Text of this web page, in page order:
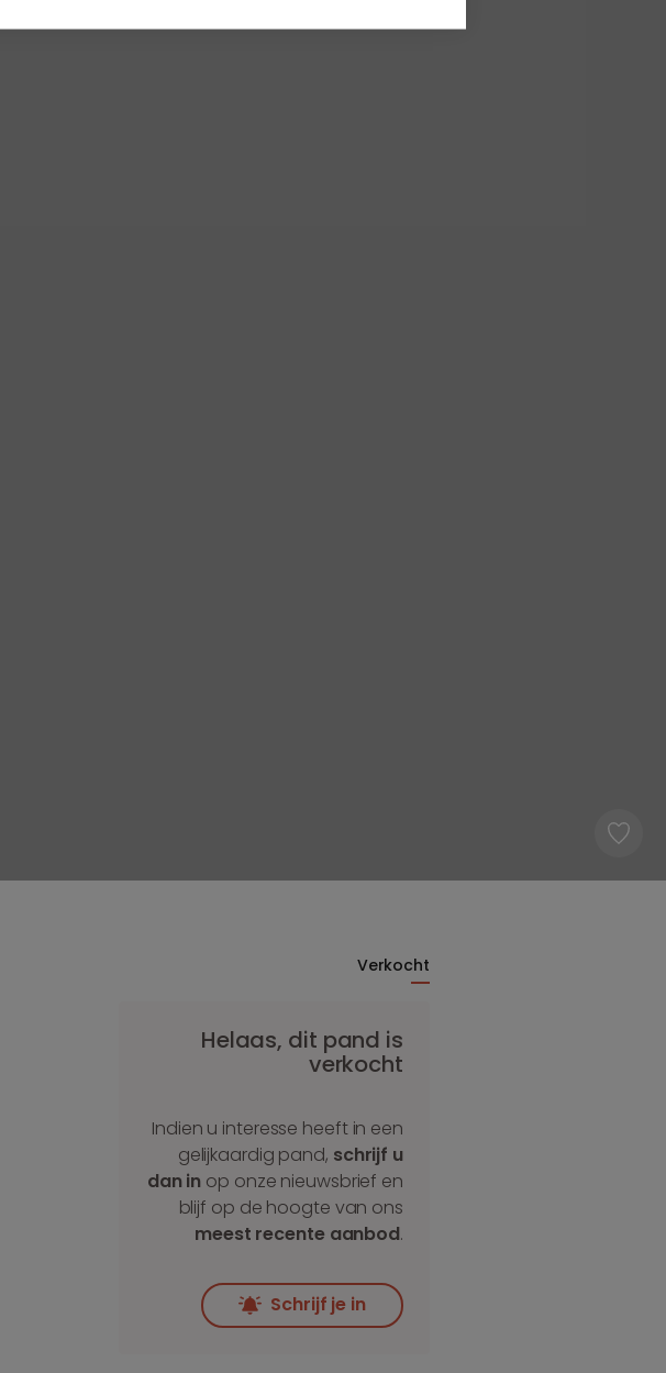
Verkocht
Helaas, dit pand is
verkocht
Indien u interesse heeft in een
gelijkaardig pand, schrijf u
dan in op onze nieuwsbrief en
blijf op de hoogte van ons
meest recente aanbod.
Schrijf je in